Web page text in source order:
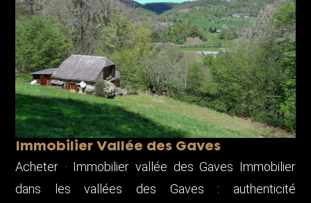
Immobilier Vallée des Gaves
Acheter · Immobilier vallée des Gaves Immobilier
dans les vallées des Gaves : authenticité